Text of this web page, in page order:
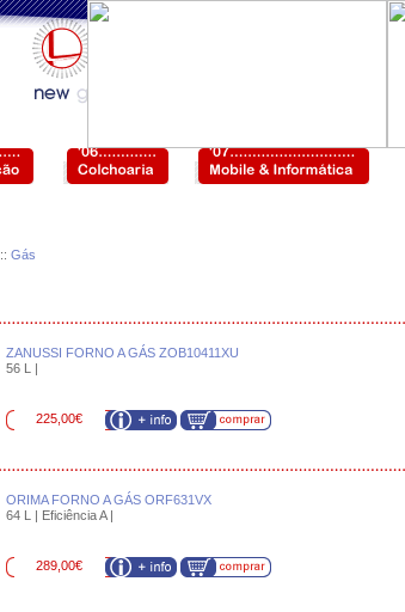
:: Gás
ZANUSSI FORNO A GÁS ZOB10411XU
56 L |
225,00€
ORIMA FORNO A GÁS ORF631VX
64 L | Eficiência A |
289,00€